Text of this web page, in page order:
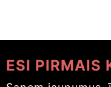
ESI PIRMAIS